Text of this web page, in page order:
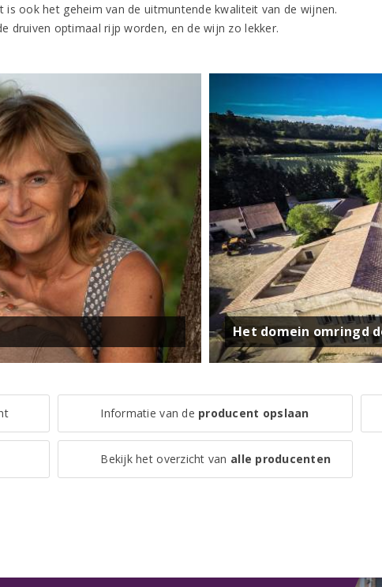
is ook het geheim van de uitmuntende kwaliteit van de wijnen.
druiven optimaal rijp worden, en de wijn zo lekker.
Het domein omringd
Informatie van de producent opslaan
Bekijk het overzicht van alle producenten